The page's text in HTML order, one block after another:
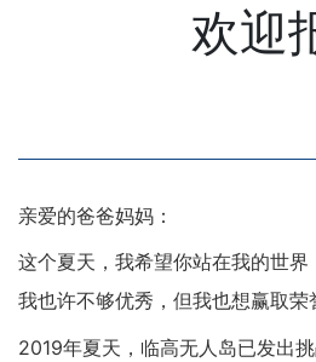
欢迎
亲爱的爸爸妈妈：
这个夏天，我希望你站在我的世
我也许不够优秀，但我也想赢取
2019年夏天，临高无人岛已发出